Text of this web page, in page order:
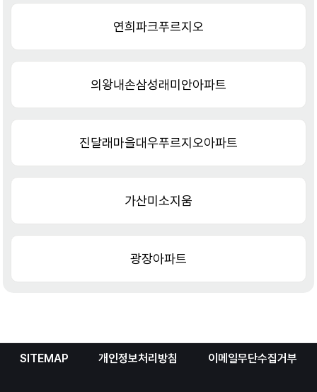
연희파크푸르지오
의왕내손삼성래미안아파트
진달래마을대우푸르지오아파트
가산미소지움
광장아파트
SITEMAP 개인정보처리방침 이메일무단수집거부